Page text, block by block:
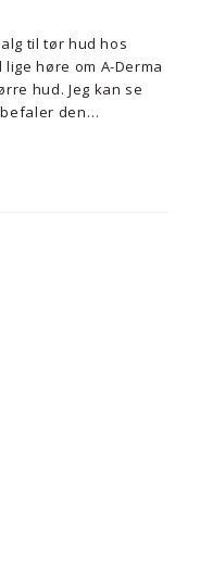
til tør hud hos
lige høre om A-Derma
hud. Jeg kan se
den…